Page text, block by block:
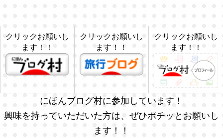
クリックお願いし
ます！！
クリックお願いし
ます！！
クリックお願いし
ます！！
にほんブログ村に参加しています！
興味を持っていただいた方は、ぜひポチッとお願いし
ます！！